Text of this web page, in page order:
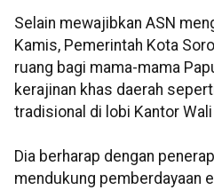
Selain mewajibkan ASN
Kamis, Pemerintah Kota
ruang bagi mama-mama
kerajinan khas daerah
tradisional di lobi Kantor
Dia berharap dengan
mendukung pemberdayaan